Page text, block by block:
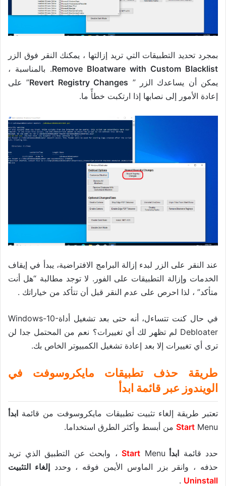
بمجرد تحديد التطبيقات التي تريد إزالتها ، يمكنك النقر فوق الزر
Remove Bloatware with Custom Blacklist. بالمناسبة ،
يمكن أن يساعدك الزر ” Revert Registry Changes” على
إعادة الأمور إلى نصابها إذا ارتكبت خطأً ما.
عند النقر على الزر لبدء إزالة البرامج الافتراضية، يبدأ في إيقاف
الخدمات وإزالة التطبيقات على الفور. لا توجد مطالبة “هل أنت
متأكد” ، لذا احرص على عدم النقر قبل أن تتأكد من خياراتك .
في حال كنت تتساءل، أنه حتى بعد تشغيل أداةWindows-10-
Debloater لم تظهر لك أي تغييرات؟ نعم من المحتمل جدا لن
ترى أي تغييرات إلا بعد إعادة تشغيل الكمبيوتر الخاص بك.
طريقة حذف تطبيقات مايكروسوفت في
الويندوز عبر قائمة ابدأ
تعتبر طريقة إلغاء تثبيت تطبيقات مايكروسوفت من قائمة ابدأ
Start Menu من أبسط وأكثر الطرق استخداما.
حدد قائمة ابدأ Start Menu ، وابحث عن التطبيق الذي تريد
حذفه ، وانقر بزر الماوس الأيمن فوقه ، وحددإلغاء التثبيت
Uninstall
.